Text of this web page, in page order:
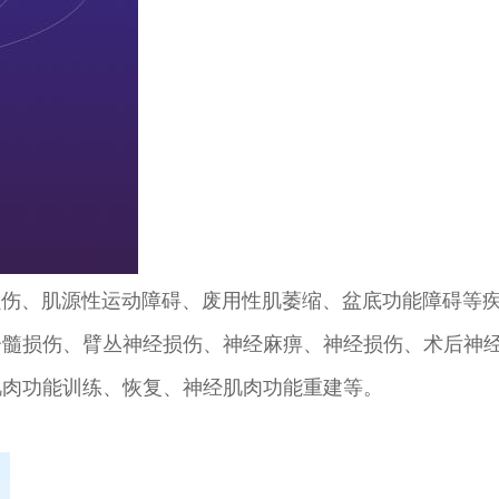
肌源性运动障碍、废用性肌萎缩、盆底功能障碍等
损伤、臂丛神经损伤、神经麻痹、神经损伤、术后神
功能训练、恢复、神经肌肉功能重建等。